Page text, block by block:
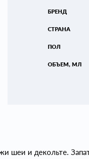
БРЕНД
СТРАНА
ПОЛ
ОБЪЕМ, МЛ
шеи и декольте.